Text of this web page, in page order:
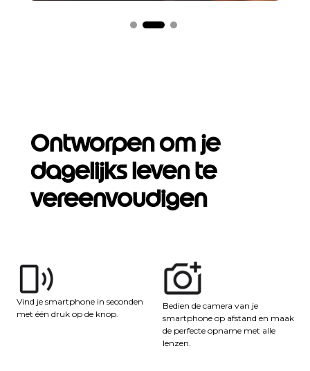
Ontworpen om je
dagelijks leven te
vereenvoudigen
Vind je smartphone in seconden
met één druk op de knop.
Bedien de camera van je
smartphone op afstand en maak
de perfecte opname met alle
lenzen.